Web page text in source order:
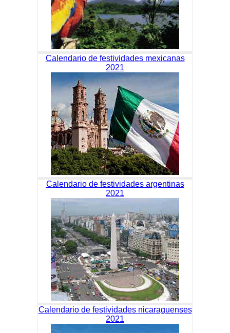
Calendario de festividades mexicanas
2021
Calendario de festividades argentinas
2021
Calendario de festividades nicaraguenses
2021